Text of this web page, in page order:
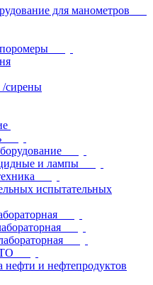
для манометров
/сирены
и лампы
испытательных
нефти и нефтепродуктов